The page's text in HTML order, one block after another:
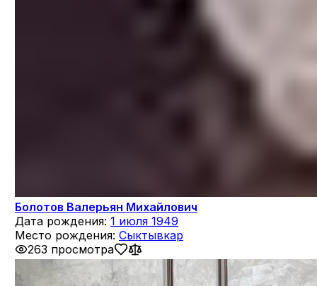
Болотов Валерьян Михайлович
Дата рождения: 1 июля 1949
Место рождения: Сыктывкар
263 просмотра